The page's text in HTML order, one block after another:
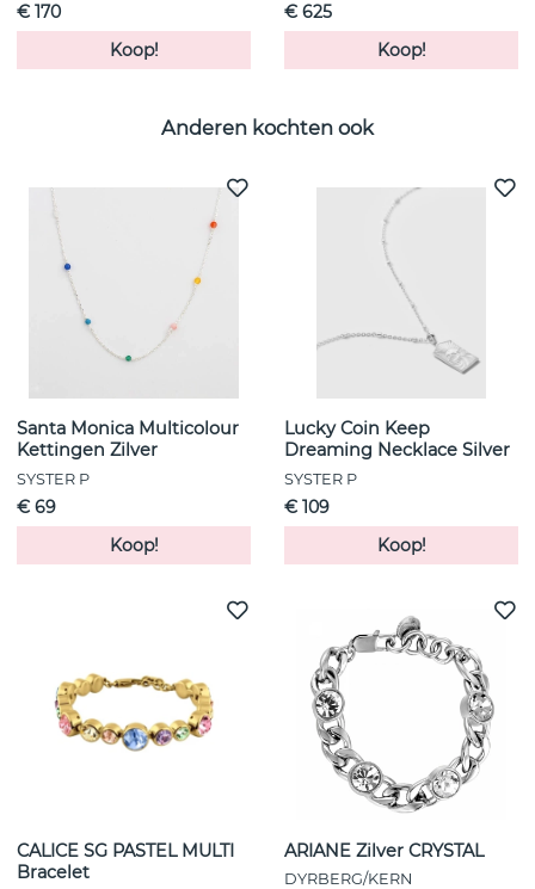
€ 170
Koop!
€ 625
Koop!
Anderen kochten ook
Santa Monica Multicolour
Kettingen Zilver
SYSTER P
€ 69
Koop!
Lucky Coin Keep
Dreaming Necklace Silver
SYSTER P
€ 109
Koop!
CALICE SG PASTEL MULTI
Bracelet
ARIANE Zilver CRYSTAL
DYRBERG/KERN